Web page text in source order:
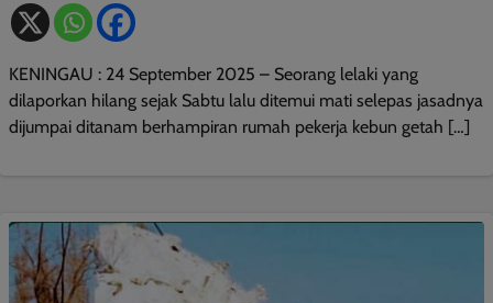
KENINGAU : 24 September 2025 – Seorang lelaki yang
dilaporkan hilang sejak Sabtu lalu ditemui mati selepas jasadnya
dijumpai ditanam berhampiran rumah pekerja kebun getah […]